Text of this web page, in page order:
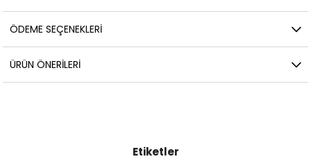
ÖDEME SEÇENEKLERI
ÜRÜN ÖNERILERI
Etiketler